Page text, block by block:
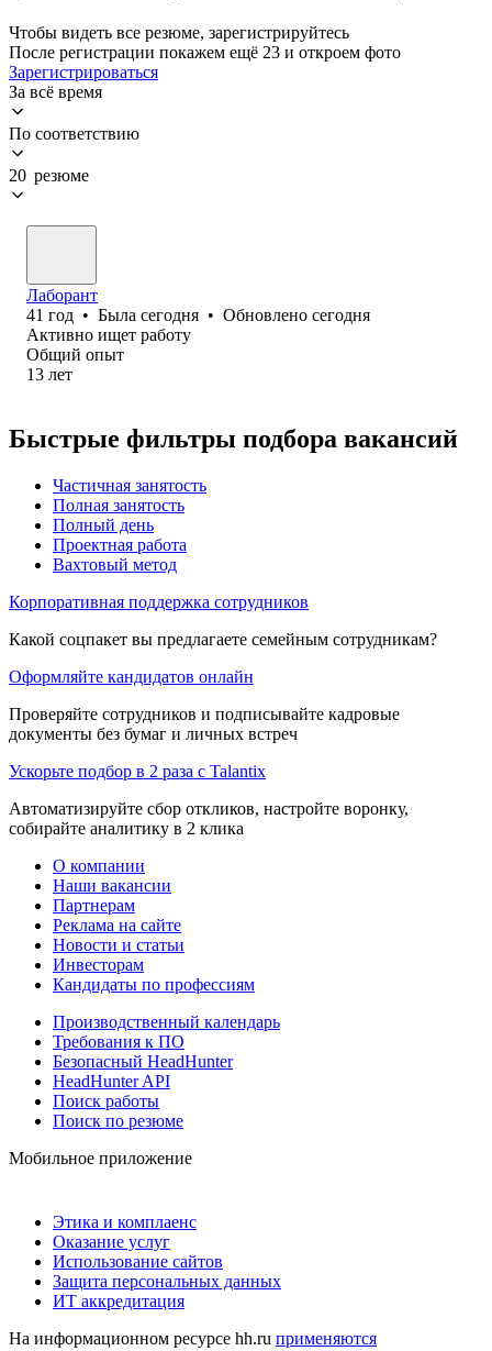
Чтобы видеть все резюме, зарегистрируйтесь
После регистрации покажем ещё 23 и откроем фото
Зарегистрироваться
За всё время
По соответствию
20 резюме
Лаборант
41 год • Была сегодня • Обновлено сегодня
Активно ищет работу
Общий опыт
13 лет
Быстрые фильтры подбора вакансий
Частичная занятость
Полная занятость
Полный день
Проектная работа
Вахтовый метод
Корпоративная поддержка сотрудников
Какой соцпакет вы предлагаете семейным сотрудникам?
Оформляйте кандидатов онлайн
Проверяйте сотрудников и подписывайте кадровые
документы без бумаг и личных встреч
Ускорьте подбор в 2 раза с Talantix
Автоматизируйте сбор откликов, настройте воронку,
собирайте аналитику в 2 клика
О компании
Наши вакансии
Партнерам
Реклама на сайте
Новости и статьи
Инвесторам
Кандидаты по профессиям
Производственный календарь
Требования к ПО
Безопасный HeadHunter
HeadHunter API
Поиск работы
Поиск по резюме
Мобильное приложение
Этика и комплаенс
Оказание услуг
Использование сайтов
Защита персональных данных
ИТ аккредитация
На информационном ресурсе hh.ru применяются